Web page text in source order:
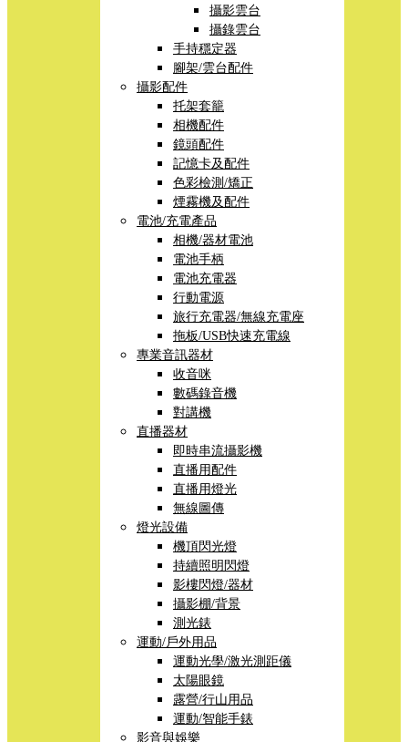
攝影雲台
攝錄雲台
手持穩定器
腳架/雲台配件
攝影配件
托架套籠
相機配件
鏡頭配件
記憶卡及配件
色彩檢測/矯正
煙霧機及配件
電池/充電產品
相機/器材電池
電池手柄
電池充電器
行動電源
旅行充電器/無線充電座
拖板/USB快速充電線
專業音訊器材
收音咪
數碼錄音機
對講機
直播器材
即時串流攝影機
直播用配件
直播用燈光
無線圖傳
燈光設備
機頂閃光燈
持續照明閃燈
影樓閃燈/器材
攝影棚/背景
測光錶
運動/戶外用品
運動光學/激光測距儀
太陽眼鏡
露營/行山用品
運動/智能手錶
影音與娛樂